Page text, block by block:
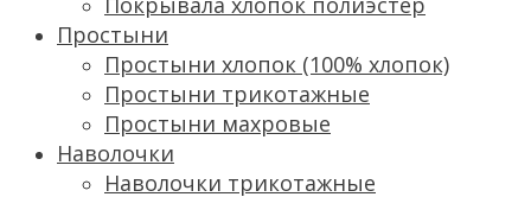
Простыни
Простыни хлопок (100% хлопок)
Простыни трикотажные
Простыни махровые
Наволочки
Наволочки трикотажные